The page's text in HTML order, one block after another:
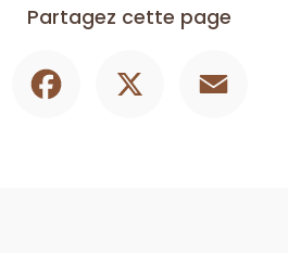
Partagez cette page